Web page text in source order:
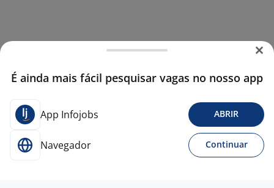
É ainda mais fácil pesquisar vagas no nosso app
App Infojobs ABRIR
Navegador Continuar